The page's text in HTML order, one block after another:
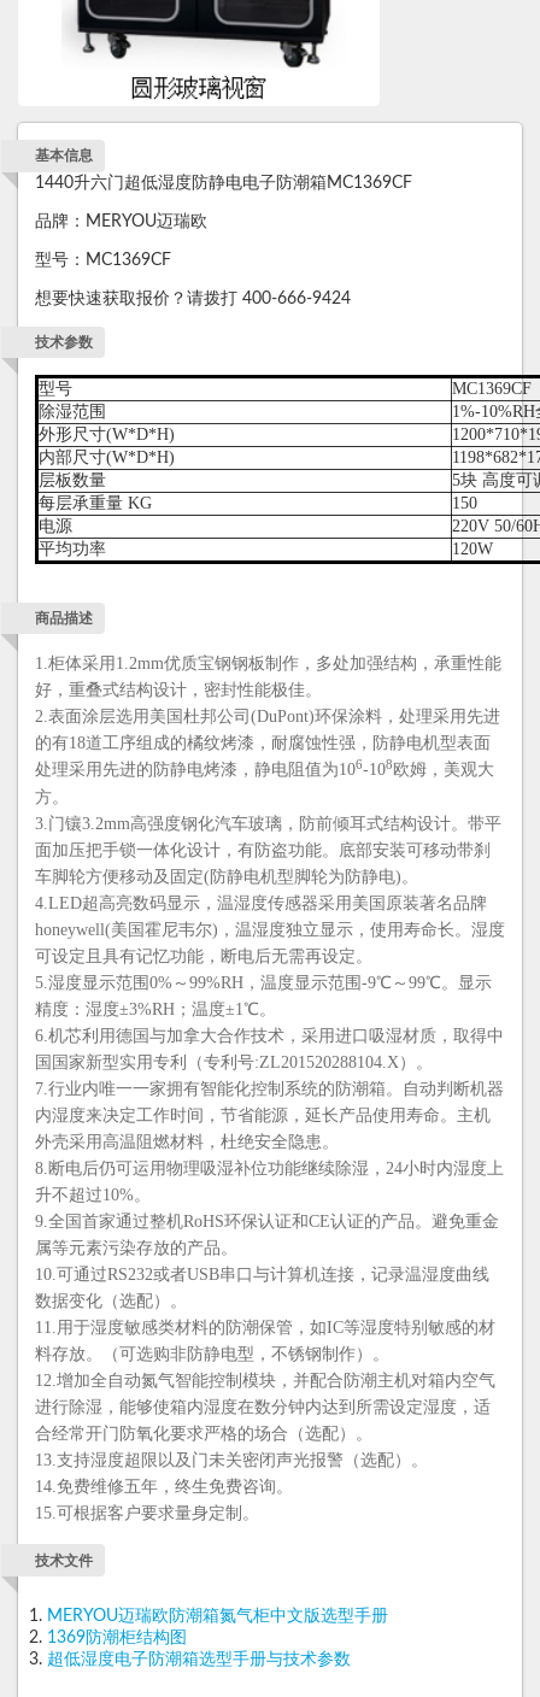
基本信息
1440升六门超低湿度防静电电子防潮箱MC1369CF
品牌：MERYOU迈瑞欧
型号：MC1369CF
想要快速获取报价？请拨打 400-666-9424
技术参数
型号
MC1369CF
除湿范围
1%-
外形尺寸(W*D*H)
内部尺寸(W*D*H)
层板数量
5块 高度可
每层承重量 KG
150
电源
220V 50/
平均功率
120W
商品描述
1.柜体采用1.2mm优质宝钢钢板制作，多处加强结构，承重性能
好，重叠式结构设计，密封性能极佳。
2.表面涂层选用美国杜邦公司(DuPont)环保涂料，处理采用先进
的有18道工序组成的橘纹烤漆，耐腐蚀性强，防静电机型表面
处理采用先进的防静电烤漆，静电阻值为106-108 欧姆，美观大
方。
3.门镶3.2mm高强度钢化汽车玻璃，防前倾耳式结构设计。带平
面加压把手锁一体化设计，有防盗功能。底部安装可移动带刹
车脚轮方便移动及固定(防静电机型脚轮为防静电)。
4.LED超高亮数码显示，温湿度传感器采用美国原装著名品牌
honeywell(美国霍尼韦尔)，温湿度独立显示，使用寿命长。湿度
可设定且具有记忆功能，断电后无需再设定。
5.湿度显示范围0%～99%RH，温度显示范围-9℃～99℃。显示
精度：湿度±3%RH；温度±1℃。
6.机芯利用德国与加拿大合作技术，采用进口吸湿材质，取得中
国国家新型实用专利（专利号:ZL201520288104.X）。
7.行业内唯一一家拥有智能化控制系统的防潮箱。自动判断机器
内湿度来决定工作时间，节省能源，延长产品使用寿命。主机
外壳采用高温阻燃材料，杜绝安全隐患。
8.断电后仍可运用物理吸湿补位功能继续除湿，24小时内湿度上
升不超过10%。
9.全国首家通过整机RoHS环保认证和CE认证的产品。避免重金
属等元素污染存放的产品。
10.可通过RS232或者USB串口与计算机连接，记录温湿度曲线
数据变化（选配）。
11.用于湿度敏感类材料的防潮保管，如IC等湿度特别敏感的材
料存放。（可选购非防静电型，不锈钢制作）。
12.增加全自动氮气智能控制模块，并配合防潮主机对箱内空气
进行除湿，能够使箱内湿度在数分钟内达到所需设定湿度，适
合经常开门防氧化要求严格的场合（选配）。
13.支持湿度超限以及门未关密闭声光报警（选配）。
14.免费维修五年，终生免费咨询。
15.可根据客户要求量身定制。
技术文件
MERYOU迈瑞欧防潮箱氮气柜中文版选型手册
1369防潮柜结构图
超低湿度电子防潮箱选型手册与技术参数